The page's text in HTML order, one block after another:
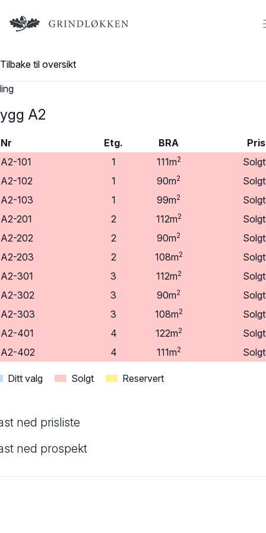
Logo
A2
Nr Etg. BRA
Pris
A2-101
1 111m2
Solgt
A2-102
1 90m2
Solgt
A2-103
1 99m2
Solgt
A2-201
2 112m2
Solgt
A2-202
2 90m2
Solgt
A2-203
2 108m2
Solgt
A2-301
3 112m2
Solgt
A2-302
3 90m2
Solgt
A2-303
3 108m2
Solgt
A2-401
4 122m2
Solgt
A2-402
4 111m2 Solgt
Ditt valg Solgt Reservert
ned prisliste
ned prospekt
Tilbake til oversikt